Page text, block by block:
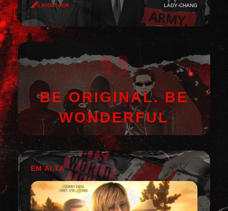
Layout por Lady-Chang
BE ORIGINAL. BE
WONDERFUL
EM ALTA